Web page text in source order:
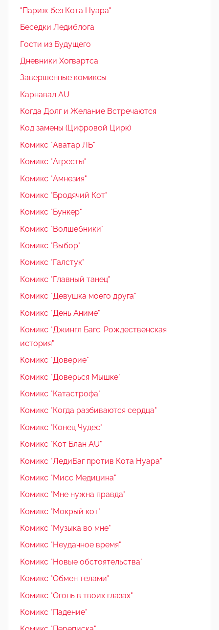
"Париж без Кота Нуара"
Беседки Ледиблога
Гости из Будущего
Дневники Хогвартса
Завершенные комиксы
Карнавал AU
Когда Долг и Желание Встречаются
Код замены (Цифровой Цирк)
Комикс "Аватар ЛБ"
Комикс "Агресты"
Комикс "Амнезия"
Комикс "Бродячий Кот"
Комикс "Бункер"
Комикс "Волшебники"
Комикс "Выбор"
Комикс "Галстук"
Комикс "Главный танец"
Комикс "Девушка моего друга"
Комикс "День Аниме"
Комикс "Джингл Багс. Рождественская
история"
Комикс "Доверие"
Комикс "Доверься Мышке"
Комикс "Катастрофа"
Комикс "Когда разбиваются сердца"
Комикс "Конец Чудес"
Комикс "Кот Блан AU"
Комикс "ЛедиБаг против Кота Нуара"
Комикс "Мисс Медицина"
Комикс "Мне нужна правда"
Комикс "Мокрый кот"
Комикс "Музыка во мне"
Комикс "Неудачное время"
Комикс "Новые обстоятельства"
Комикс "Обмен телами"
Комикс "Огонь в твоих глазах"
Комикс "Падение"